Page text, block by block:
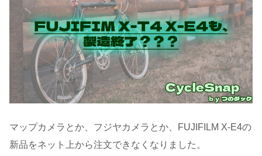
マップカメラとか、フジヤカメラとか、FUJIFILM X-E4の
新品をネット上から注文できなくなりました。